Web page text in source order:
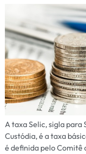
A taxa Selic, sigla para
Custódia, é a taxa
é definida pelo Comitê